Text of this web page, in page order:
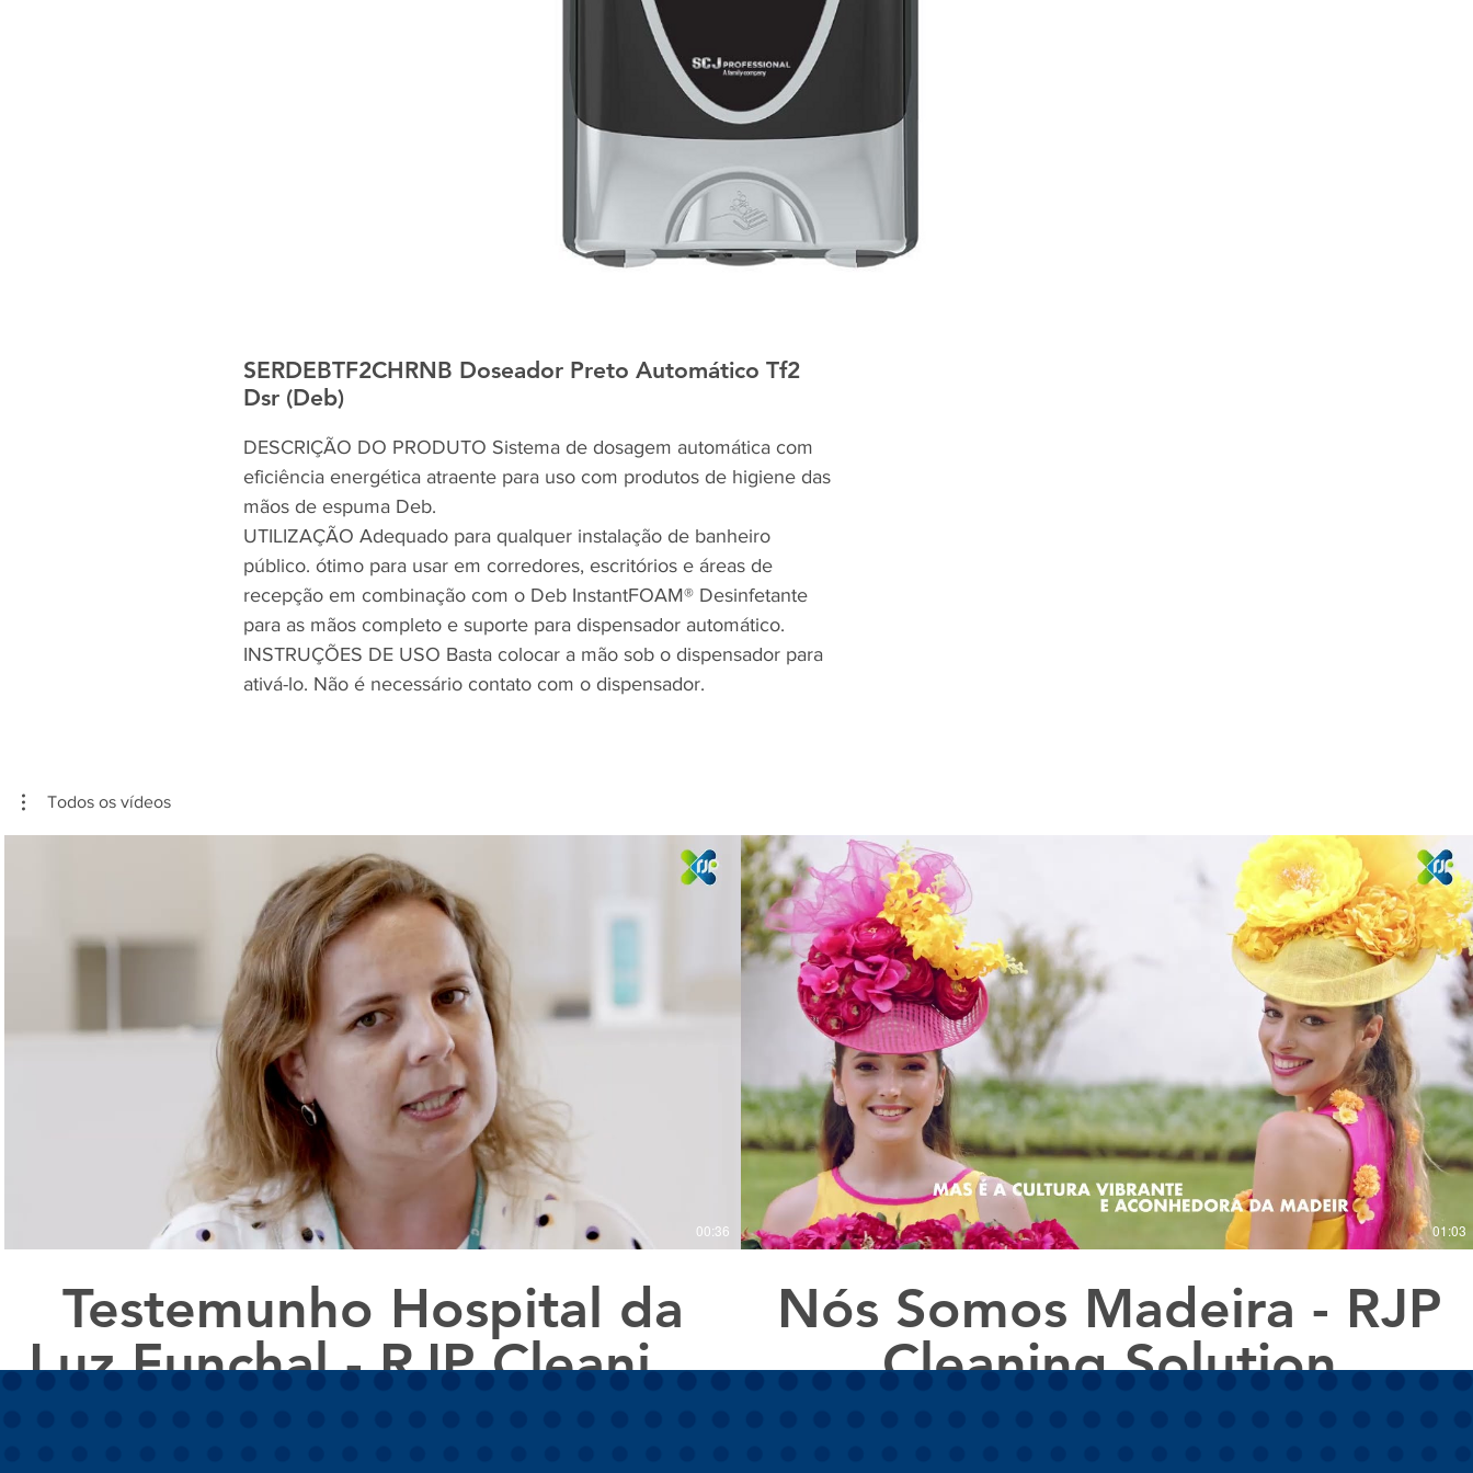
SERDEBTF2CHRNB Doseador Preto Automático Tf2
Dsr (Deb)
DESCRIÇÃO DO PRODUTO Sistema de dosagem automática com
eficiência energética atraente para uso com produtos de higiene das
mãos de espuma Deb.
UTILIZAÇÃO Adequado para qualquer instalação de banheiro
público. ótimo para usar em corredores, escritórios e áreas de
recepção em combinação com o Deb InstantFOAM® Desinfetante
para as mãos completo e suporte para dispensador automático.
INSTRUÇÕES DE USO Basta colocar a mão sob o dispensador para
ativá-lo. Não é necessário contato com o dispensador.
Todos os vídeos
Reproduzir vídeo
00:36
Testemunho Hospital da
Luz Funchal - RJP Cleaning
01:03
Nós Somos Madeira - RJP
Cleaning Solution